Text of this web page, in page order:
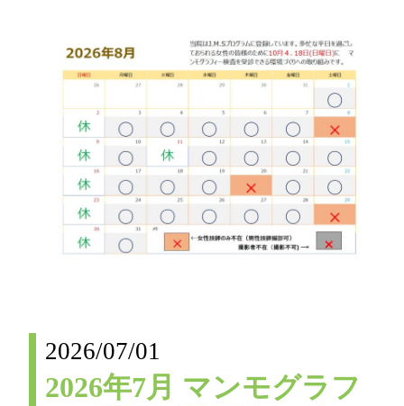
2026/07/01
2026年7月 マンモグラフ